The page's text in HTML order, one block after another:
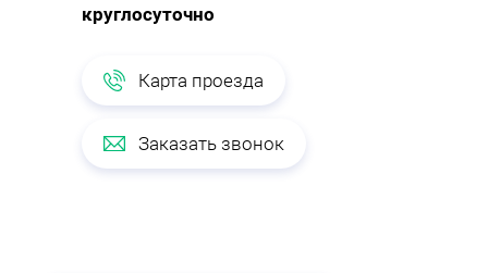
круглосуточно
Карта проезда
Заказать звонок